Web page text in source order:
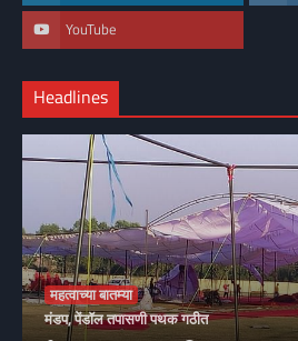
YouTube
Headlines
महत्वाच्या बातम्या
मंडप, पेंडॉल तपासणी पथक गठीत